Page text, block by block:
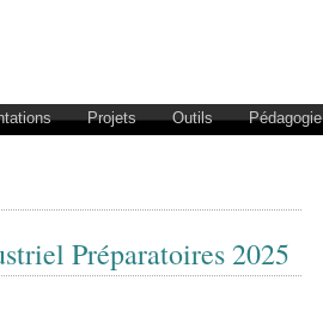
Projets Outils Pédagogie
Préparatoires 2025